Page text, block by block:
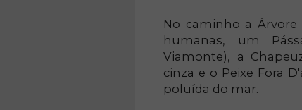
No caminho a
humanas, um
Viamonte), a
cinza e o Peixe Fora
poluída do mar.